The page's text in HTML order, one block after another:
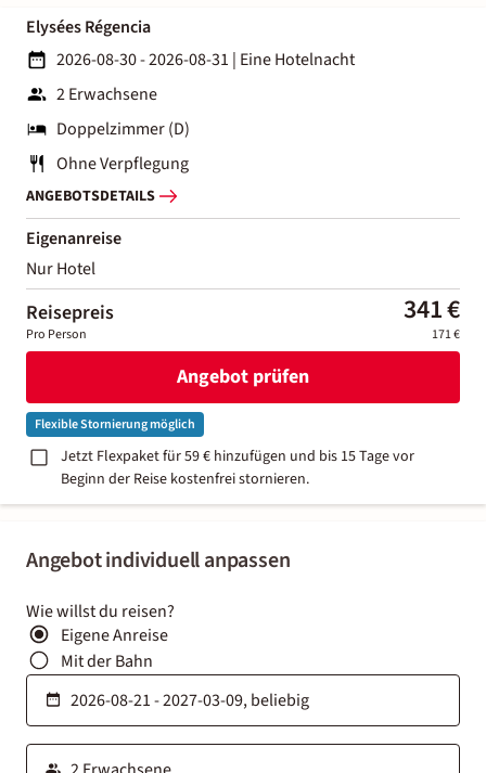
Angebot individuell anpassen
Wie willst du reisen?
Eigene Anreise
Mit der Bahn
Elysées Régencia
2026-08-30 - 2026-08-31 | Eine Hotelnacht
2 Erwachsene
Doppelzimmer (D)
Ohne Verpflegung
ANGEBOTSDETAILS
Eigenanreise
Nur Hotel
Reisepreis 341 €
Pro Person 171 €
Angebot prüfen
Flexible Stornierung möglich
Jetzt Flexpaket für 59 € hinzufügen und bis 15 Tage vor
Beginn der Reise kostenfrei stornieren.